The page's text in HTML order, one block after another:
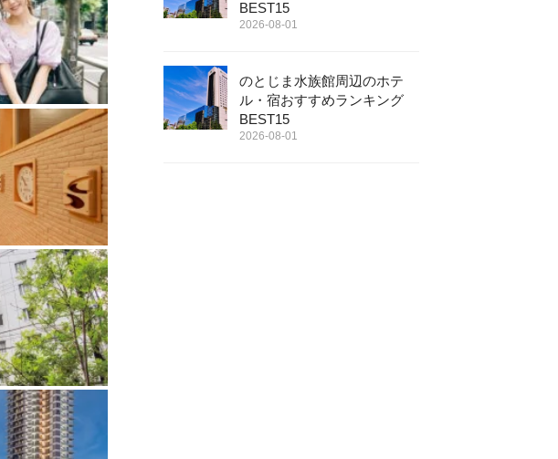
BEST15
2026-08-01
のとじま水族館周辺のホテ
ル・宿おすすめランキング
BEST15
2026-08-01